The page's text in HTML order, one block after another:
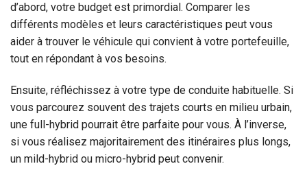
d’abord, votre budget est primordial. Comparer les
différents modèles et leurs caractéristiques peut vous
aider à trouver le véhicule qui convient à votre portefeuille,
tout en répondant à vos besoins.
Ensuite, réfléchissez à votre type de conduite habituelle. Si
vous parcourez souvent des trajets courts en milieu urbain,
une full-hybrid pourrait être parfaite pour vous. À l’inverse,
si vous réalisez majoritairement des itinéraires plus longs,
un mild-hybrid ou micro-hybrid peut convenir.